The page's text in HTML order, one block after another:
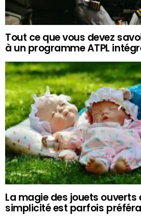
Tout ce que vous devez
à un programme ATPL
La magie des jouets
simplicité est parfois